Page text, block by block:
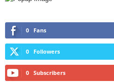
0 Fans
0 Followers
0 Subscribers